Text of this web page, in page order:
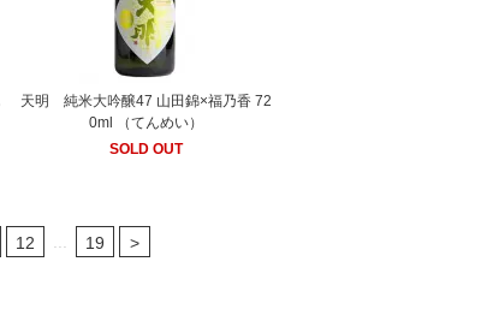
天明 純米大吟醸47 山田錦×福乃香 72
0ml （てんめい）
SOLD OUT
12 19 >